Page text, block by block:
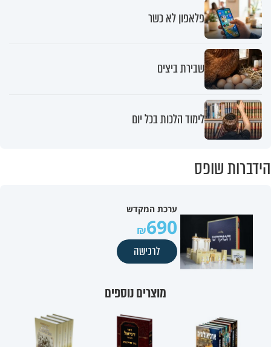
פלאפון לא כשר
שבירת ביצים
לימוד הלכות בכל יום
הידברות שופס
ערכת המקדש
690
לרכישה
מוצרים נוספים